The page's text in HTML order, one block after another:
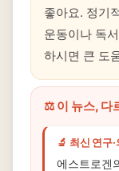
좋아요. 정기
운동이나 독
하시면 큰 도
⚖️ 이 뉴스, 다
🔬 최신 연구
에스트로겐